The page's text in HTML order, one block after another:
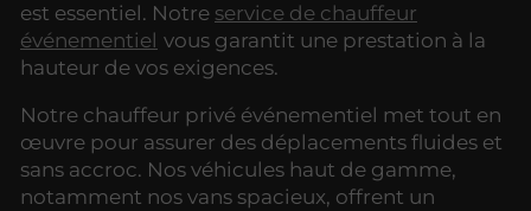
est essentiel. Notre service de chauffeur
événementiel vous garantit une prestation à la
hauteur de vos exigences.
Notre chauffeur privé événementiel met tout en
œuvre pour assurer des déplacements fluides et
sans accroc. Nos véhicules haut de gamme,
notamment nos vans spacieux, offrent un